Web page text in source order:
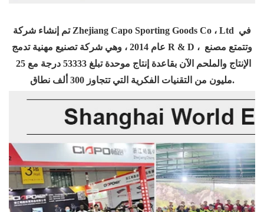
تم إنشاء شركة Zhejiang Capo Sporting Goods Co ، Ltd في
عام 2014 ، وهي شركة تصنيع مهنية تدمج R & D ، وتتمتع مصنع
مليون من التقنيات الفكرية التي تتجاوز 300 ألف نطاق.